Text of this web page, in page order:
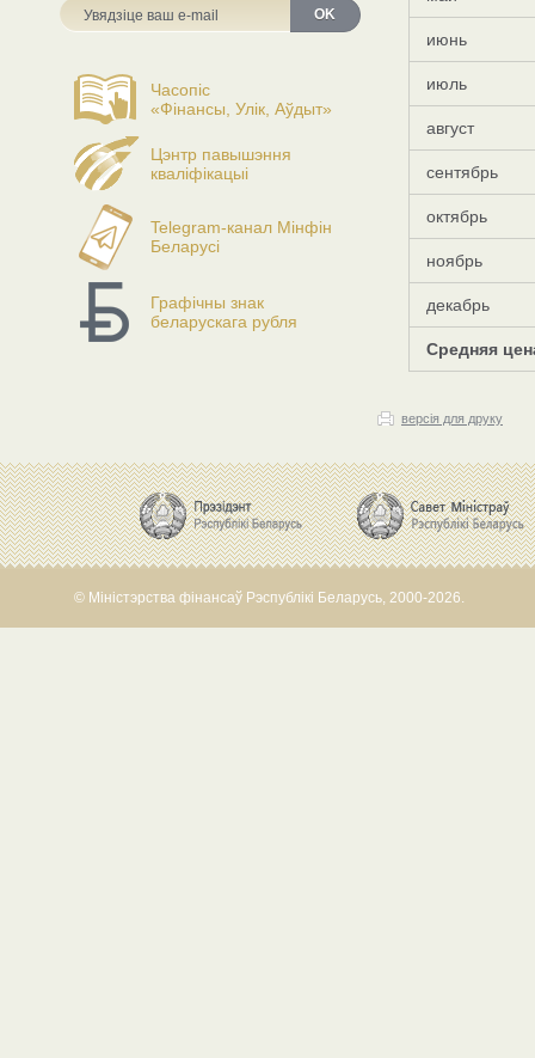
OK
Часопіс
«Фінансы, Улік, Аўдыт»
Цэнтр павышэння
кваліфікацыі
Telegram-канал Мінфін
Беларусі
Графічны знак
беларускага рубля
июнь
июль
август
сентябрь
октябрь
ноябрь
декабрь
Средняя
версія для друку
© Міністэрства фінансаў Рэспублікі Беларусь, 2000-2026.